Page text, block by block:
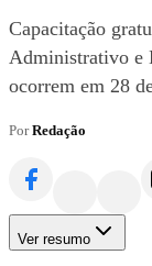
Capacitação
Administrativo e
ocorrem em 28
PorRedação
Ver resumo